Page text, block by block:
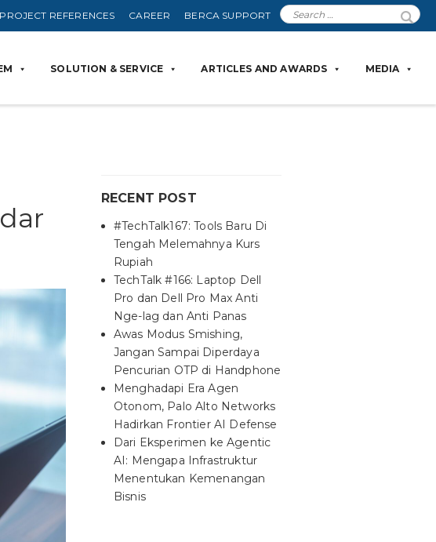
PROJECT REFERENCES CAREER BERCA SUPPORT
SOLUTION & SERVICE ARTICLES AND AWARDS MEDIA
RECENT POST
#TechTalk167: Tools Baru Di
Tengah Melemahnya Kurs
Rupiah
TechTalk #166: Laptop Dell
Pro dan Dell Pro Max Anti
Nge-lag dan Anti Panas
Awas Modus Smishing,
Jangan Sampai Diperdaya
Pencurian OTP di Handphone
Menghadapi Era Agen
Otonom, Palo Alto Networks
Hadirkan Frontier AI Defense
Dari Eksperimen ke Agentic
AI: Mengapa Infrastruktur
Menentukan Kemenangan
Bisnis